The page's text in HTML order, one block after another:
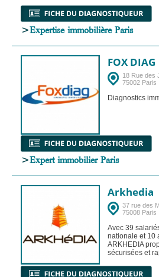
>Expertise immobilière Paris
FOX DIAG
18 Rue des
75002 Paris
Diagnostics
>Expert immobilier Paris
Arkhedia
37 rue des
75008 Paris
Avec 39
nationale et 10
ARKHEDIA
sécurisées et